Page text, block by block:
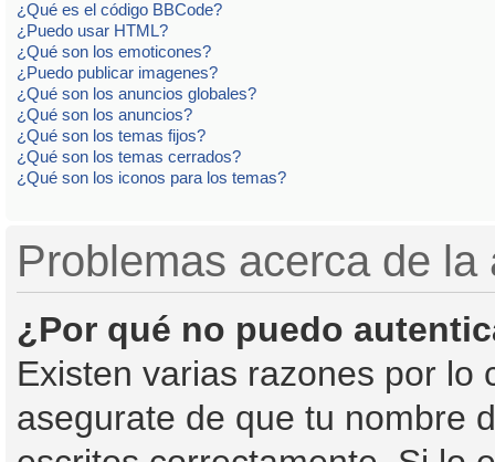
¿Qué es el código BBCode?
¿Puedo usar HTML?
¿Qué son los emoticones?
¿Puedo publicar imagenes?
¿Qué son los anuncios globales?
¿Qué son los anuncios?
¿Qué son los temas fijos?
¿Qué son los temas cerrados?
¿Qué son los iconos para los temas?
Problemas acerca de
¿Por qué no puedo
Existen varias razones por lo
asegurate de que tu nombre